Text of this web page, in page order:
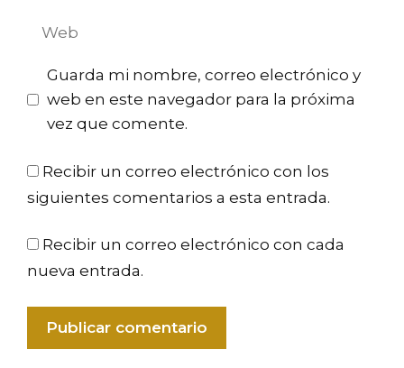
Web
Guarda mi nombre, correo electrónico y
web en este navegador para la próxima
vez que comente.
Recibir un correo electrónico con los
siguientes comentarios a esta entrada.
Recibir un correo electrónico con cada
nueva entrada.